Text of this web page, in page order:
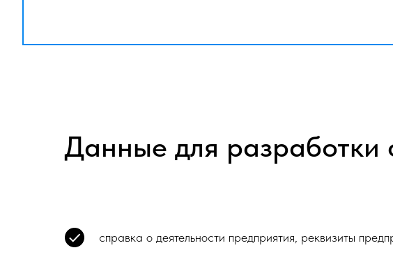
Данные для разработки
справка о деятельности предприятия, реквизиты